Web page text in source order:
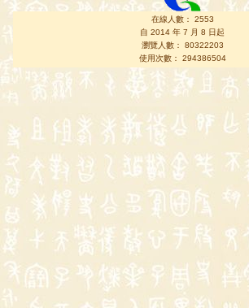
在線人數： 2553
自 2014 年 7 月 8 日起
瀏覽人數： 80322203
使用次數： 294386504